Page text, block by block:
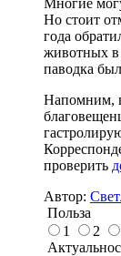
Но стоит
года
животных в
паводка
Напомним,
проверить
Автор:
Польза
1
2